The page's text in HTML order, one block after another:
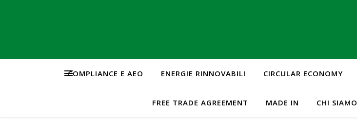
COMPLIANCE E AEO ENERGIE RINNOVABILI CIRCULAR ECONOMY
FREE TRADE AGREEMENT MADE IN CHI SIAMO